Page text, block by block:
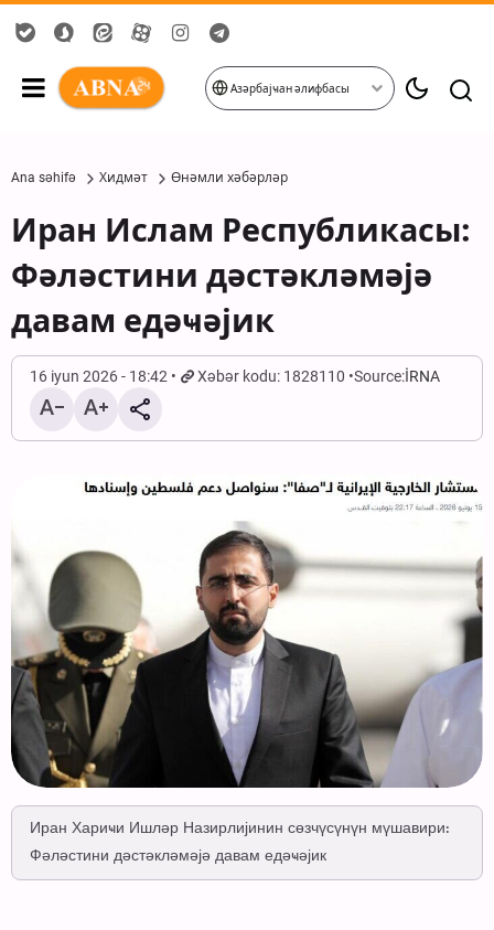
Азәрбајҹан әлифбасы
Ana səhifə Хидмәт Өнәмли хәбәрләр
Иран Ислам Республикасы:
Фәләстини дәстәкләмәјә
давам едәҹәјик
16 iyun 2026 - 18:42 Xəbər kodu: 1828110 Source:İRNA
Иран Хариҹи Ишләр Назирлијинин сөзчүсүнүн мүшавири:
Фәләстини дәстәкләмәјә давам едәҹәјик